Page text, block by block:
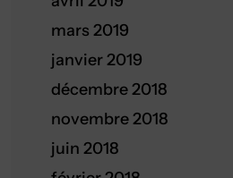
mars 2019
janvier 2019
décembre 2018
novembre 2018
juin 2018